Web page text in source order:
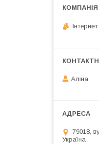
Аліна
79018,
Україна